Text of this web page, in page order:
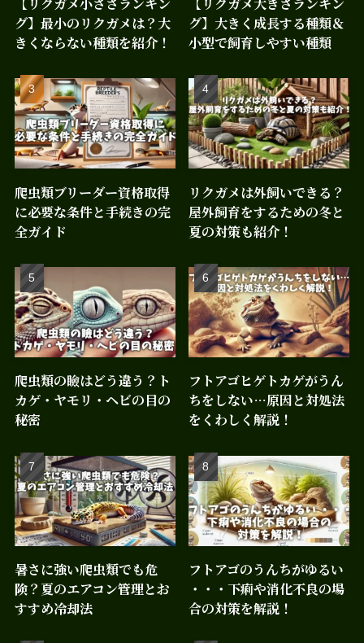
グ】最小のリクガメは？大
きくならない種類を紹介！
グ】大きく成長する種類＆
小型で飼育しやすい種類
爬虫類ブリーダー資格取得
に必要な条件と手続きの完
全ガイド
リクガメは外飼いできる？
屋外飼育をするための冬と
夏の対策も紹介！
爬虫類の瞼はどう違う？ト
カゲ・ヤモリ・ヘビの目の
秘密
フトアゴヒゲトカゲがうん
ちをしない…原因と対処法
をくわしく解説！
暑さに強い爬虫類でも危
険？夏のエアコン管理とお
すすめ冷却法
フトアゴのうんちがゆるい
・・・下痢や消化不良の場
合の対策を解説！